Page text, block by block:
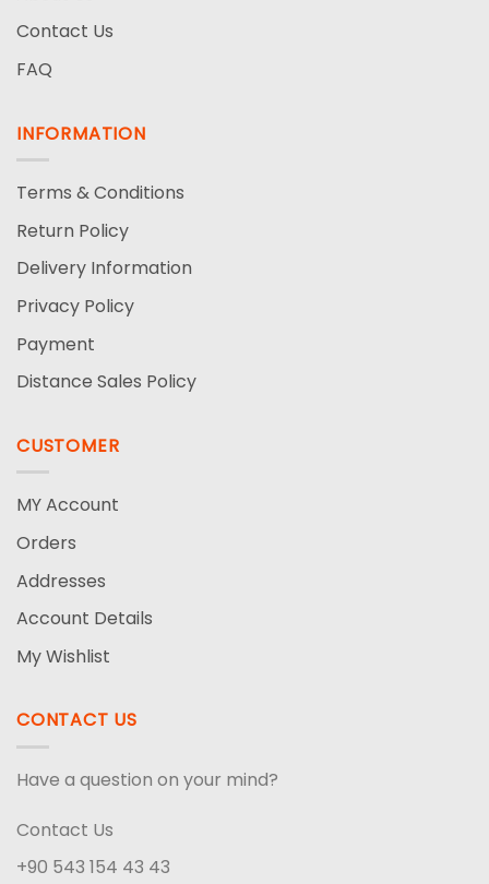
Contact Us
FAQ
INFORMATION
Terms & Conditions
Return Policy
Delivery Information
Privacy Policy
Payment
Distance Sales Policy
CUSTOMER
MY Account
Orders
Addresses
Account Details
My Wishlist
CONTACT US
Have a question on your mind?
Contact Us
+90 543 154 43 43